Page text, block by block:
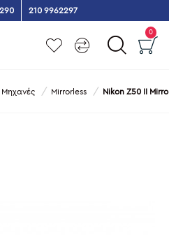
210 9962297
0
Mirrorless Nikon Z50 II